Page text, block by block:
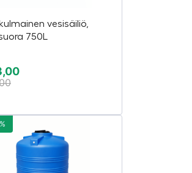
vesisäiliö,
750L